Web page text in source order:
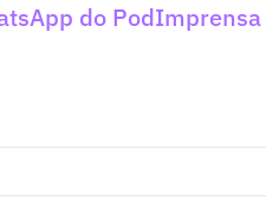
do PodImprensa